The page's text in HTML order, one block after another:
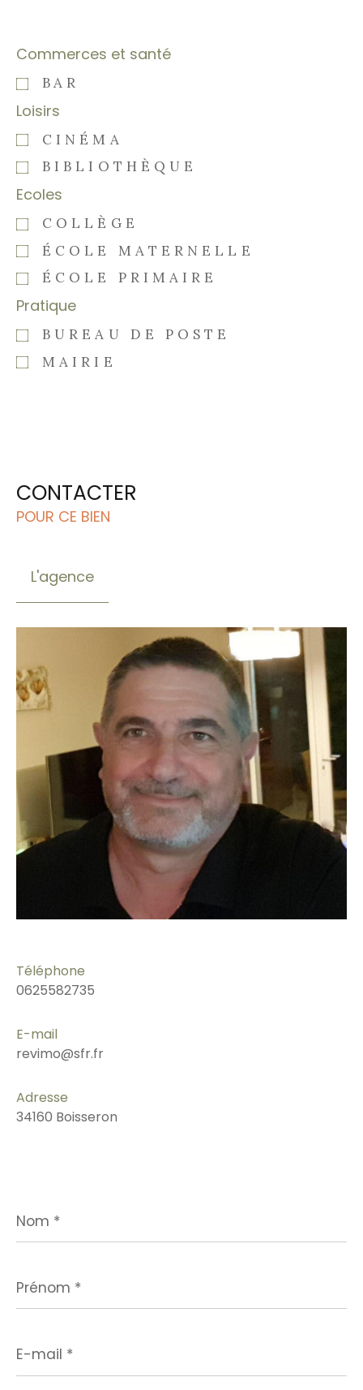
Commerces et santé
BAR
Loisirs
CINÉMA
BIBLIOTHÈQUE
Ecoles
COLLÈGE
ÉCOLE MATERNELLE
ÉCOLE PRIMAIRE
Pratique
BUREAU DE POSTE
MAIRIE
CONTACTER
POUR CE BIEN
L'agence
Téléphone
0625582735
E-mail
revimo@sfr.fr
Adresse
34160 Boisseron
*
*
mail
*